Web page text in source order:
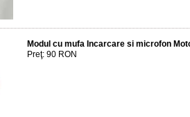
Modul cu mufa Incarcare si microfon
Preţ: 90 RON